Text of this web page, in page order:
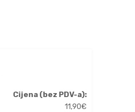
Cijena (bez PDV-a):
11,90€